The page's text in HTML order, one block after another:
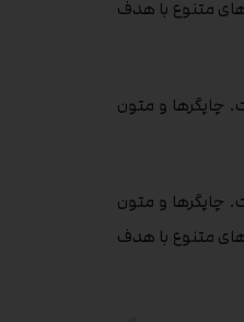
متنوع با هدف
چاپگرها و متون
چاپگرها و متون
متنوع با هدف